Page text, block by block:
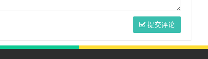
提交评论